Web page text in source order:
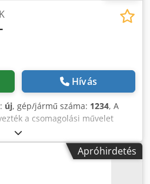
Hívás
új, gép/jármű száma: 1234, A
a csomagolási művelet
lehetővé teszi, hogy a teljes
nélkül, a csomagológéptől
600 L - Anyag: Wnr.
Cjdpfxoiu Hy To Apvoha
Apróhirdetés